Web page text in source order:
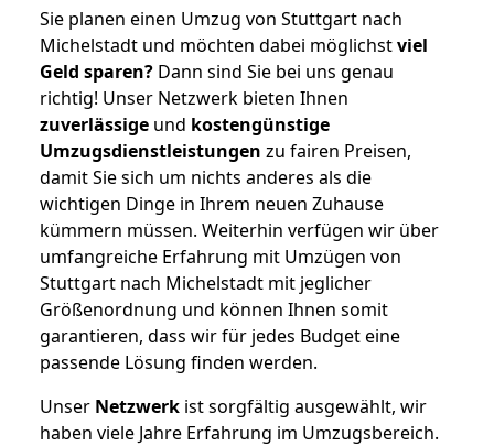
Sie planen einen Umzug von Stuttgart nach
Michelstadt und möchten dabei möglichstviel
Geld sparen? Dann sind Sie bei uns genau
richtig! Unser Netzwerk bieten Ihnen
zuverlässige und kostengünstige
Umzugsdienstleistungen zu fairen Preisen,
damit Sie sich um nichts anderes als die
wichtigen Dinge in Ihrem neuen Zuhause
kümmern müssen. Weiterhin verfügen wir über
umfangreiche Erfahrung mit Umzügen von
Stuttgart nach Michelstadt mit jeglicher
Größenordnung und können Ihnen somit
garantieren, dass wir für jedes Budget eine
passende Lösung finden werden.
Unser Netzwerk ist sorgfältig ausgewählt, wir
haben viele Jahre Erfahrung im Umzugsbereich.